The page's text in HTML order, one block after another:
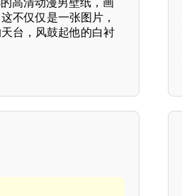
高清动漫男壁纸，画
不仅仅是一张图片，
台，风鼓起他的白衬